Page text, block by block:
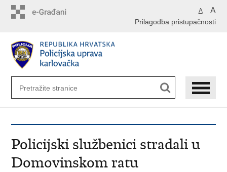
A A
Prilagodba pristupačnosti
Policijski službenici stradali u
Domovinskom ratu